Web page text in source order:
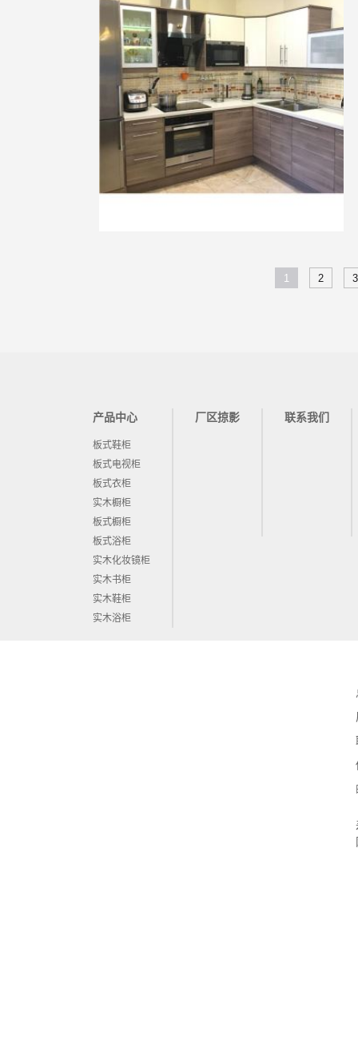
1 2 3
产品中心
板式鞋柜
板式电视柜
板式衣柜
实木橱柜
板式橱柜
板式浴柜
实木化妆镜柜
实木书柜
实木鞋柜
实木浴柜
厂区掠影 联系我们